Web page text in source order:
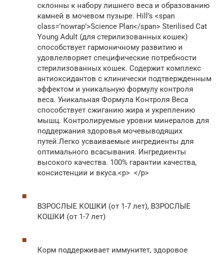
склонны к набору лишнего веса и образованию
камней в мочевом пузыре. Hill’s <span
class=’nowrap’>Science Plan</span> Sterilised Cat
Young Adult (для стерилизованных кошек)
способствует гармоничному развитию и
удовлелворяет специфические потребности
стерилизованных кошек. Содержит комплекс
антиоксидантов с клинически подтвержденным
эффектом и уникальную формулу контроля
веса. Уникальная Формула Контроля Веса
способствует сжиганию жира и укреплению
мышц. Контролируемые уровни минералов для
поддержания здоровья мочевыводящих
путей.Легко усваиваемые ингредиенты для
оптимального всасывания. Ингредиенты
высокого качества. 100% гарантии качества,
консистенции и вкуса.<p> </p>
ВЗРОСЛЫЕ КОШКИ (от 1-7 лет), ВЗРОСЛЫЕ
КОШКИ (от 1-7 лет)
Корм поддерживает иммунитет, здоровое